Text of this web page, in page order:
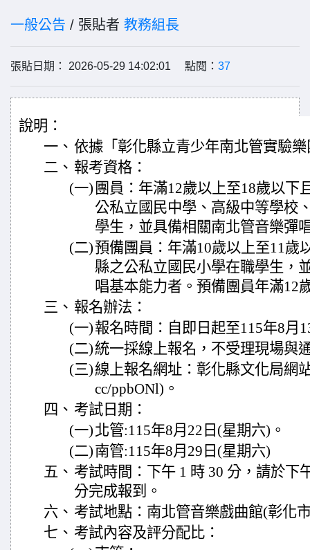
一般公告 / 張貼者 教務組長
張貼日期： 2026-05-29 14:02:01 點閱： 37
說明：
一、 依據「彰化縣立青少年南北管實驗
二、 報考資格：
(一) 團員：年滿12歲以上至18歲以下
公私立國民中學、高級中等學校
學生，並具備相關南北管音樂彈
(二)預備團員：年滿10歲以上至11歲
縣之公私立國民小學在職學生，
唱基本能力者。預備團員年滿12
三、 報名辦法：
(一)報名時間：自即日起至115年8月
(二)統一採線上報名，不受理現場與
(三)線上報名網址：彰化縣文化局網
cc/ppbONl)。
四、 考試日期：
(一)北管:115年8月22日(星期六)。
(二)南管:115年8月29日(星期六)
五、 考試時間：下午 1 時 30 分，請於下
分完成報到。
六、 考試地點：南北管音樂戲曲館(彰化
七、 考試內容及評分配比：